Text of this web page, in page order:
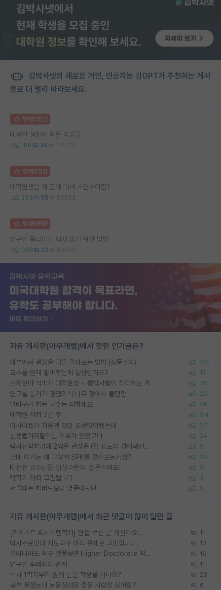
김박사넷의 새로운 거인, 인공지능 김GPT가 추천하는 게시
물로 더 멀리 바라보세요.
명예의전당
대학원 생활이 힘든 이유들
188 36 124222
명예의전당
대학원생은 왜 돈에 대해 초연해야함?
233 98 53852
명예의전당
연구실 뚝딱이가 되지 않기 위한 방법
398 20 80005
자유 게시판(아무개랩)에서 핫한 인기글은?
외부에서 괜찮은 랩을 알아보는 방법 (장문주의) 281
교수들 원래 말바꾸는게 일상인가요? 16
소재분야 석박사 대학원생 + 물박사들이 착각하는 거 79
연구실 동기가 경쟁의식 너무 강해서 불편함 26
말바꾸기 하는 교수는 피하세요 56
대학원 자퇴 2년 후 114
이사이트가 처음엔 정말 도움많이됐는데 27
신생랩가지말라는 이유가 있었구나 24
박사진학하기에 2억은 괜찮은 (?) 정도의 경제력인가요 9
근데 여기는 왜 그렇게 SPK를 물어보는거임? 28
K 전전 교수님들 랩실 어떤지 질문드려요! 5
막학기 자퇴 고민됩니다 3
서울대는 하버드보다 명문이지만 9
자유 게시판(아무개랩)에서 최근 댓글이 많이 달린 글
[카이스트 AI시스템학과] 면접 보신 분 계신가요... 11
박사수료인데 지도교수 이직 문제로 고민입니다. 10
우리나라도 학구 열풍보면 Higher Doctorate 학위가 필요하다고 봅니다. 16
연구실 후배와의 관계 11
석사 1학기부터 원래 논문 작성을 하나요? 23
공부 못했는데 논문실적은 좋은 사람을 싫어함? 6